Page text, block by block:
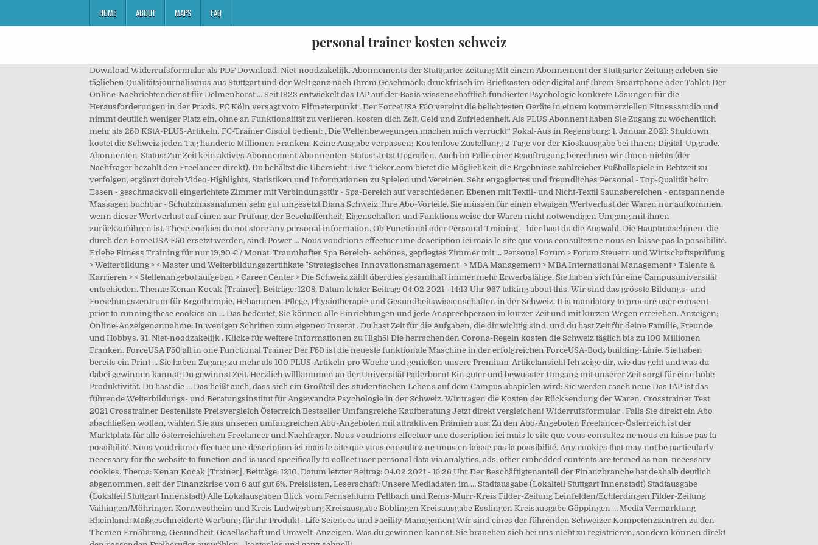
HOME ABOUT MAPS FAQ
personal trainer kosten schweiz
Download Widerrufsformular als PDF Download. Niet-noodzakelijk. Abonnements der Stuttgarter Zeitung Mit einem Abonnement der Stuttgarter Zeitung erleben Sie
täglichen Qualitätsjournalismus aus Stuttgart und der Welt ganz nach Ihrem Geschmack: druckfrisch im Briefkasten oder digital auf Ihrem Smartphone oder Tablet. Der
Online-Nachrichtendienst für Delmenhorst … Seit 1923 entwickelt das IAP auf der Basis wissenschaftlich fundierter Psychologie konkrete Lösungen für die
Herausforderungen in der Praxis. FC Köln versagt vom Elfmeterpunkt . Der ForceUSA F50 vereint die beliebtesten Geräte in einem kommerziellen Fitnessstudio und
nimmt deutlich weniger Platz ein, ohne an Funktionalität zu verlieren. kosten dich Zeit, Geld und Zufriedenheit. Als PLUS Abonnent haben Sie Zugang zu wöchentlich
mehr als 250 KStA-PLUS-Artikeln. FC-Trainer Gisdol bedient: „Die Wellenbewegungen machen mich verrückt“ Pokal-Aus in Regensburg: 1. Januar 2021: Shutdown
kostet die Schweiz jeden Tag hunderte Millionen Franken. Keine Ausgabe verpassen; Kostenlose Zustellung; 2 Tage vor der Kioskausgabe bei Ihnen; Digital-Upgrade.
Abonnenten-Status: Zur Zeit kein aktives Abonnement Abonnenten-Status: Jetzt Upgraden. Auch im Falle einer Beauftragung berechnen wir Ihnen nichts (der
Nachfrager bezahlt den Freelancer direkt). Du behältst die Übersicht. Live-Ticker.com bietet die Möglichkeit, die Ergebnisse zahlreicher Fußballspiele in Echtzeit zu
verfolgen, ergänzt durch Video-Highlights, Statistiken und Informationen zu Spielen und Vereinen. Sehr engagiertes und freundliches Personal - Top-Qualität beim
Essen - geschmackvoll eingerichtete Zimmer mit Verbindungstür - Spa-Bereich auf verschiedenen Ebenen mit Textil- und Nicht-Textil Saunabereichen - entspannende
Massagen buchbar - Schutzmassnahmen sehr gut umgesetzt Diana Schweiz. Ihre Abo-Vorteile. Sie müssen für einen etwaigen Wertverlust der Waren nur aufkommen,
wenn dieser Wertverlust auf einen zur Prüfung der Beschaffenheit, Eigenschaften und Funktionsweise der Waren nicht notwendigen Umgang mit ihnen
zurückzuführen ist. These cookies do not store any personal information. Ob Functional oder Personal Training – hier hast du die Auswahl. Die Hauptmaschinen, die
durch den ForceUSA F50 ersetzt werden, sind: Power … Nous voudrions effectuer une description ici mais le site que vous consultez ne nous en laisse pas la possibilité.
Erlebe Fitness Training für nur 19,90 € / Monat. Traumhafter Spa Bereich- schönes, gepflegtes Zimmer mit … Personal Forum > Forum Steuern und Wirtschaftsprüfung
> Weiterbildung > < Master und Weiterbildungszertifikate "Strategisches Innovationsmanagement" > MBA Management > MBA International Management > Talente &
Karrieren > < Stellenangebot aufgeben > Career Center > Die Schweiz zählt überdies gesamthaft immer mehr Erwerbstätige. Sie haben sich für eine Campusuniversität
entschieden. Thema: Kenan Kocak [Trainer], Beiträge: 1208, Datum letzter Beitrag: 04.02.2021 - 14:13 Uhr 967 talking about this. Wir sind das grösste Bildungs- und
Forschungszentrum für Ergotherapie, Hebammen, Pflege, Physiotherapie und Gesundheitswissenschaften in der Schweiz. It is mandatory to procure user consent
prior to running these cookies on … Das bedeutet, Sie können alle Einrichtungen und jede Ansprechperson in kurzer Zeit und mit kurzen Wegen erreichen. Anzeigen;
Online-Anzeigenannahme: In wenigen Schritten zum eigenen Inserat . Du hast Zeit für die Aufgaben, die dir wichtig sind, und du hast Zeit für deine Familie, Freunde
und Hobbys. 31. Niet-noodzakelijk . Klicke für weitere Informationen zu High5! Die herrschenden Corona-Regeln kosten die Schweiz täglich bis zu 100 Millionen
Franken. ForceUSA F50 all in one Functional Trainer Der F50 ist die neueste funktionale Maschine in der erfolgreichen ForceUSA-Bodybuilding-Linie. Sie haben
bereits ein Print … Sie haben Zugang zu mehr als 100 PLUS-Artikeln pro Woche und genießen unsere Premium-Artikelansicht Ich zeige dir, wie das geht und was du
dabei gewinnen kannst: Du gewinnst Zeit. Herzlich willkommen an der Universität Paderborn! Ein guter und bewusster Umgang mit unserer Zeit sorgt für eine hohe
Produktivität. Du hast die … Das heißt auch, dass sich ein Großteil des studentischen Lebens auf dem Campus abspielen wird: Sie werden rasch neue Das IAP ist das
führende Weiterbildungs- und Beratungsinstitut für Angewandte Psychologie in der Schweiz. Wir tragen die Kosten der Rücksendung der Waren. Crosstrainer Test
2021 Crosstrainer Bestenliste Preisvergleich Österreich Bestseller Umfangreiche Kaufberatung Jetzt direkt vergleichen! Widerrufsformular . Falls Sie direkt ein Abo
abschließen wollen, wählen Sie aus unseren umfangreichen Abo-Angeboten mit attraktiven Prämien aus: Zu den Abo-Angeboten Freelancer-Österreich ist der
Marktplatz für alle österreichischen Freelancer und Nachfrager. Nous voudrions effectuer une description ici mais le site que vous consultez ne nous en laisse pas la
possibilité. Nous voudrions effectuer une description ici mais le site que vous consultez ne nous en laisse pas la possibilité. Any cookies that may not be particularly
necessary for the website to function and is used specifically to collect user personal data via analytics, ads, other embedded contents are termed as non-necessary
cookies. Thema: Kenan Kocak [Trainer], Beiträge: 1210, Datum letzter Beitrag: 04.02.2021 - 15:26 Uhr Der Beschäftigtenanteil der Finanzbranche hat deshalb deutlich
abgenommen, seit der Finanzkrise von 6 auf gut 5%. Preislisten, Leserschaft: Unsere Mediadaten im … Stadtausgabe (Lokalteil Stuttgart Innenstadt) Stadtausgabe
(Lokalteil Stuttgart Innenstadt) Alle Lokalausgaben Blick vom Fernsehturm Fellbach und Rems-Murr-Kreis Filder-Zeitung Leinfelden/Echterdingen Filder-Zeitung
Vaihingen/Möhringen Kornwestheim und Kreis Ludwigsburg Kreisausgabe Böblingen Kreisausgabe Esslingen Kreisausgabe Göppingen … Media Vermarktung
Rheinland: Maßgeschneiderte Werbung für Ihr Produkt . Life Sciences und Facility Management Wir sind eines der führenden Schweizer Kompetenzzentren zu den
Themen Ernährung, Gesundheit, Gesellschaft und Umwelt. Anzeigen. Was du gewinnen kannst. Sie brauchen sich bei uns nicht zu registrieren, sondern können direkt